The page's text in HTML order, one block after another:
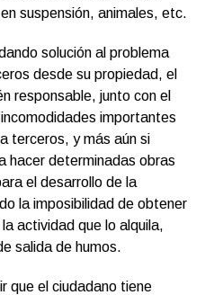
suspensión, animales, etc.
solución al problema
desde su propiedad, el
responsable, junto con el
importantes
terceros, y más aún si
hacer determinadas obras
el desarrollo de la
la imposibilidad de obtener
actividad que lo alquila,
salida de humos.
que el ciudadano tiene